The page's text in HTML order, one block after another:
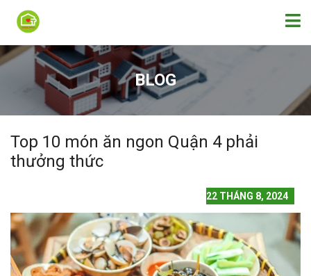
BLOG
Top 10 món ăn ngon Quận 4 phải
thưởng thức
22 THÁNG 8, 2024